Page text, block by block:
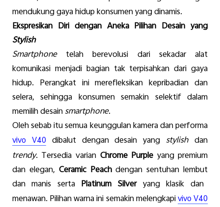
mendukunggayahidupkonsumenyangdinamis.
EkspresikanDiri denganAneka Pilihan Desain yang
Stylish
Smartphone
telah berevolusi dari sekadar
alat
komunikasi menjadi bagian tak terpisahkan dari gaya
hidup. Perangkat ini merefleksikan kepribadian dan
selera,sehingga konsumen semakin selektif dalam
memilihdesainsmartphone.
Olehsebabitusemuakeunggulankameradanperforma
vivo V40 dibalut dengan desain yangstylishdan
trendy. Tersedia varian Chrome Purple yang premium
dan elegan, Ceramic Peach dengan sentuhan lembut
dan manis serta Platinum Silveryangklasik dan
menawan. Pilihanwarnainisemakinmelengkapivivo V40